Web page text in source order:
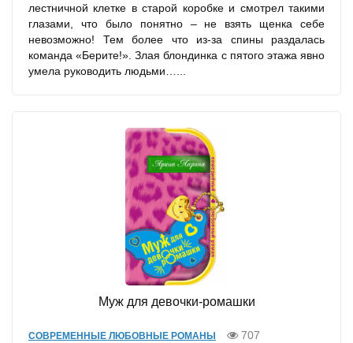
лестничной клетке в старой коробке и смотрел такими
глазами, что было понятно – не взять щенка себе
невозможно! Тем более что из-за спины раздалась
команда «Берите!». Злая блондинка с пятого этажа явно
умела руководить людьми…...
Муж для девочки-ромашки
СОВРЕМЕННЫЕ ЛЮБОВНЫЕ РОМАНЫ
707